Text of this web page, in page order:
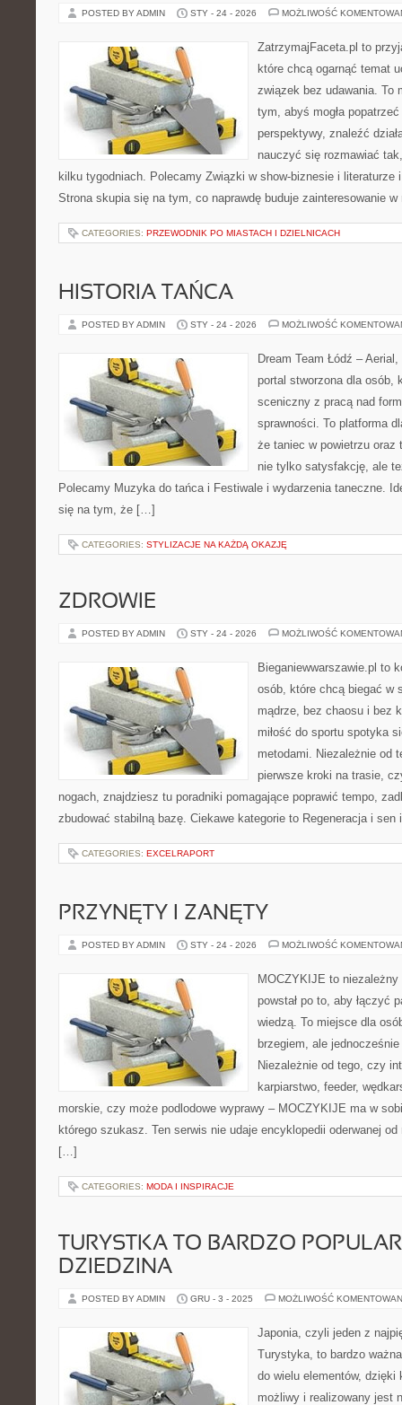
POSTED BY ADMIN STY - 24 - 2026 MOŻLIWOŚĆ
ZatrzymajFaceta.pl to
które chcą ogarnąć temat
związek bez udawania. To
tym, abyś mogła
perspektywy, znaleźć
nauczyć się rozmawiać
kilku tygodniach. Polecamy Związki w show-biznesie i literaturze
Strona skupia się na tym, co naprawdę buduje zainteresowanie
CATEGORIES: PRZEWODNIK PO MIASTACH I DZIELNICACH
HISTORIA TAŃCA
POSTED BY ADMIN STY - 24 - 2026 MOŻLIWOŚĆ
Dream Team Łódź –
portal stworzona dla osób,
sceniczny z pracą nad
sprawności. To platforma
że taniec w powietrzu oraz
nie tylko satysfakcję, ale
Polecamy Muzyka do tańca i Festiwale i wydarzenia taneczne.
się na tym, że […]
CATEGORIES: STYLIZACJE NA KAŻDĄ OKAZJĘ
ZDROWIE
POSTED BY ADMIN STY - 24 - 2026 MOŻLIWOŚĆ
Bieganiewwarszawie.pl to
osób, które chcą biegać w
mądrze, bez chaosu i bez
miłość do sportu spotyka
metodami. Niezależnie od
pierwsze kroki na trasie,
nogach, znajdziesz tu poradniki pomagające poprawić tempo,
zbudować stabilną bazę. Ciekawe kategorie to Regeneracja i
CATEGORIES: EXCELRAPORT
PRZYNĘTY I ZANĘTY
POSTED BY ADMIN STY - 24 - 2026 MOŻLIWOŚĆ
MOCZYKIJE to niezależny
powstał po to, aby łączyć
wiedzą. To miejsce dla
brzegiem, ale
Niezależnie od tego, czy
karpiarstwo, feeder,
morskie, czy może podlodowe wyprawy – MOCZYKIJE ma w
którego szukasz. Ten serwis nie udaje encyklopedii oderwanej
[…]
CATEGORIES: MODA I INSPIRACJE
TURYSTKA TO BARDZO
DZIEDZINA
POSTED BY ADMIN GRU - 3 - 2025 MOŻLIWOŚĆ
Japonia, czyli jeden z
Turystyka, to bardzo
do wielu elementów, dzięki
możliwy i realizowany jest